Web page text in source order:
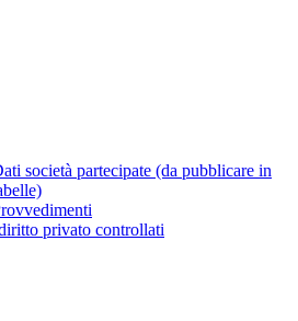
società partecipate (da pubblicare in
privato controllati